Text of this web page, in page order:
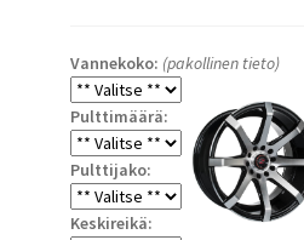
Vannekoko: (pakollinen tieto)
Pulttimäärä:
Pulttijako:
Keskireikä: